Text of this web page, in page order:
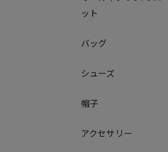
ット
バッグ
シューズ
帽子
アクセサリー